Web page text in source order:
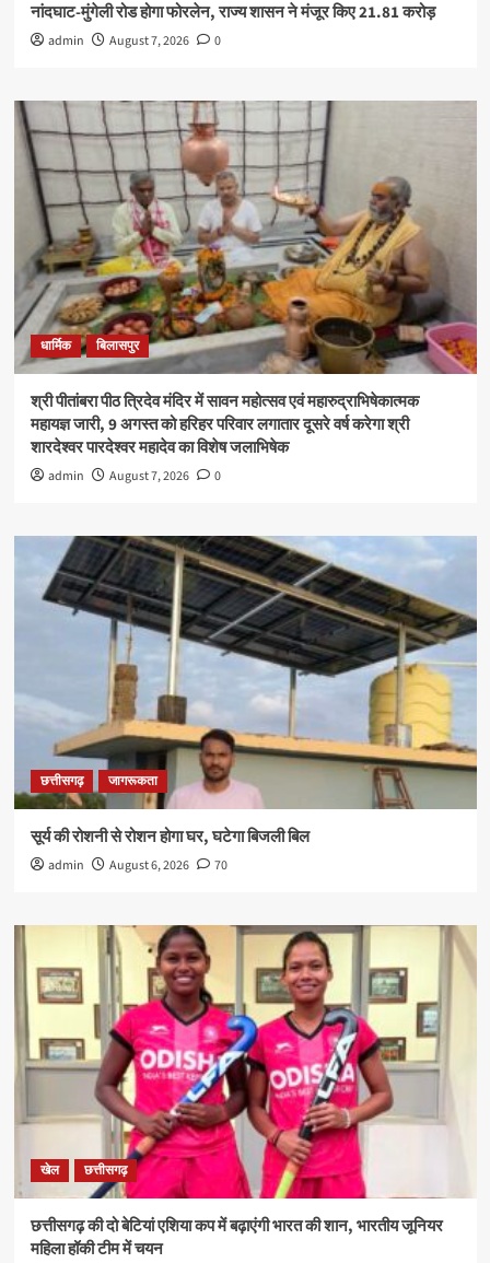
नांदघाट-मुंगेली रोड होगा फोरलेन, राज्य शासन ने मंजूर किए 21.81 करोड़
admin August 7, 2026 0
धार्मिक बिलासपुर
श्री पीतांबरा पीठ त्रिदेव मंदिर में सावन महोत्सव एवं महारुद्राभिषेकात्मक
महायज्ञ जारी, 9 अगस्त को हरिहर परिवार लगातार दूसरे वर्ष करेगा श्री
शारदेश्वर पारदेश्वर महादेव का विशेष जलाभिषेक
admin August 7, 2026 0
छत्तीसगढ़ जागरूकता
सूर्य की रोशनी से रोशन होगा घर, घटेगा बिजली बिल
admin August 6, 2026 70
खेल छत्तीसगढ़
छत्तीसगढ़ की दो बेटियां एशिया कप में बढ़ाएंगी भारत की शान, भारतीय जूनियर
महिला हॉकी टीम में चयन